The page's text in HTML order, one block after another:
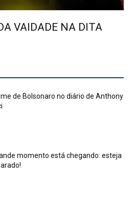
VAIDADE NA DITA
de Bolsonaro no diário de Anthony
momento está chegando: esteja